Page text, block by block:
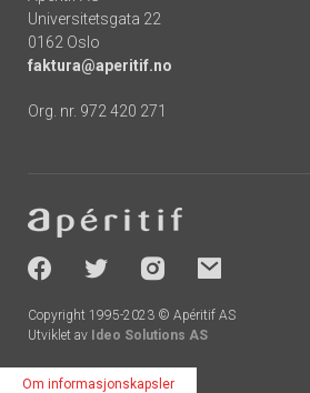
Universitetsgata 22
0162 Oslo
faktura@aperitif.no
Org. nr. 972 420 271
-
socials
Copyright 1995-2023 © Apéritif AS
Utviklet av Ideo Solutions AS
Om informasjonskapsler